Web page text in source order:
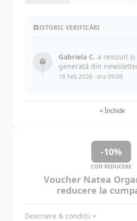
ISTORIC VERIFICĂRI
Gabriela C. a revizuit
generată din
18 Feb 2026 · ora 09:09
Închide
-10%
COD REDUCERE
Voucher Natea
reducere la
Descriere & condiții